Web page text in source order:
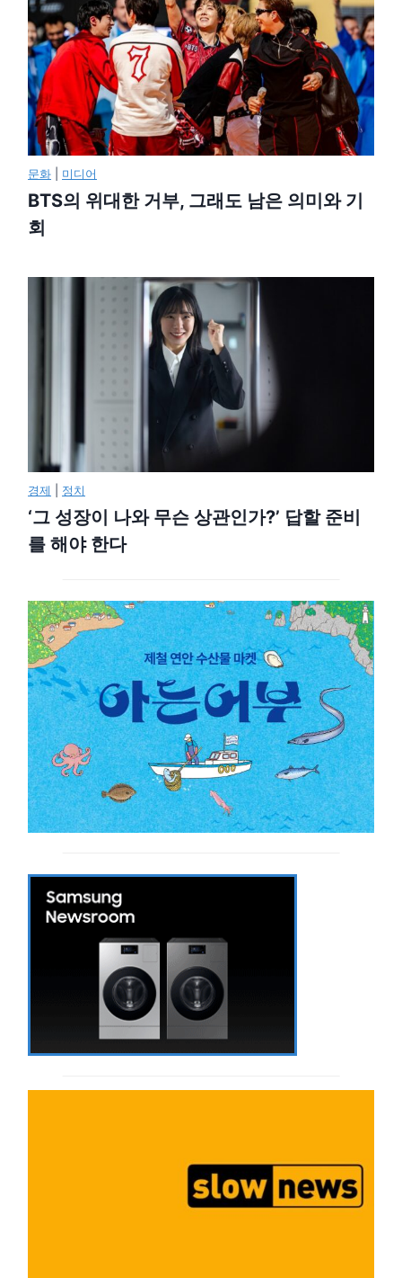
문화 미디어
BTS의 위대한 거부, 그래도 남은 의미와 기
회
경제 정치
‘그 성장이 나와 무슨 상관인가?’ 답할 준비
를 해야 한다